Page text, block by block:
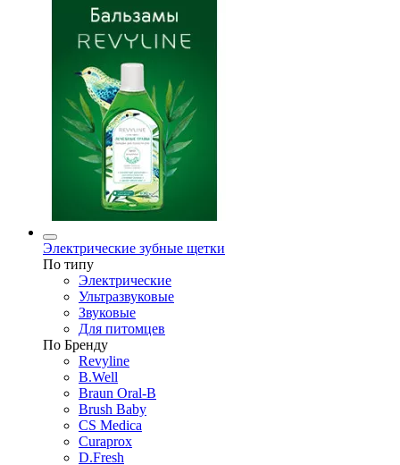
Электрические зубные щетки
По типу
Электрические
Ультразвуковые
Звуковые
Для питомцев
По Бренду
Revyline
B.Well
Braun Oral-B
Brush Baby
CS Medica
Curaprox
D.Fresh